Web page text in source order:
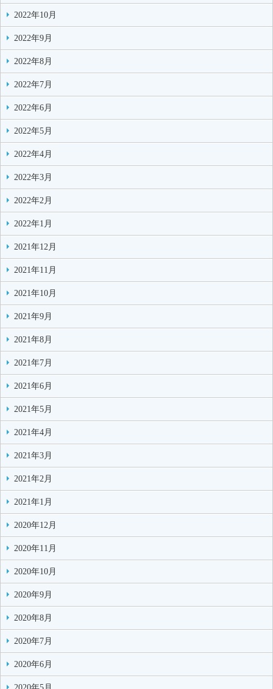
2022年10月
2022年9月
2022年8月
2022年7月
2022年6月
2022年5月
2022年4月
2022年3月
2022年2月
2022年1月
2021年12月
2021年11月
2021年10月
2021年9月
2021年8月
2021年7月
2021年6月
2021年5月
2021年4月
2021年3月
2021年2月
2021年1月
2020年12月
2020年11月
2020年10月
2020年9月
2020年8月
2020年7月
2020年6月